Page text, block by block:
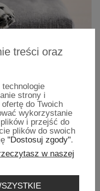
w formie
zaletą jest
13 cm w
pies
w tej serii to
dzięki
treści oraz
strony i
do Twoich
wykorzystanie
i przejść do
plików do swoich
"Dostosuj zgody".
w naszej